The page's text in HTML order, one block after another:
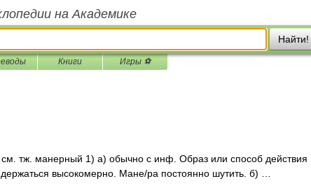
на Академике
Найти!
Книги Игры ⚽
тж. манерный 1) а) обычно с инф. Образ или способ действия
высокомерно. Мане/ра постоянно шутить. б) …